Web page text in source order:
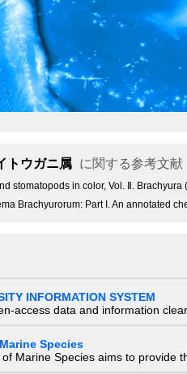
トウガニ属 に関する参考文献
stomatopods in color, Vol. Ⅱ.
Brachyurorum: Part I. An annotated
INFORMATION SYSTEM
access data and information
Species
Marine Species aims to provide